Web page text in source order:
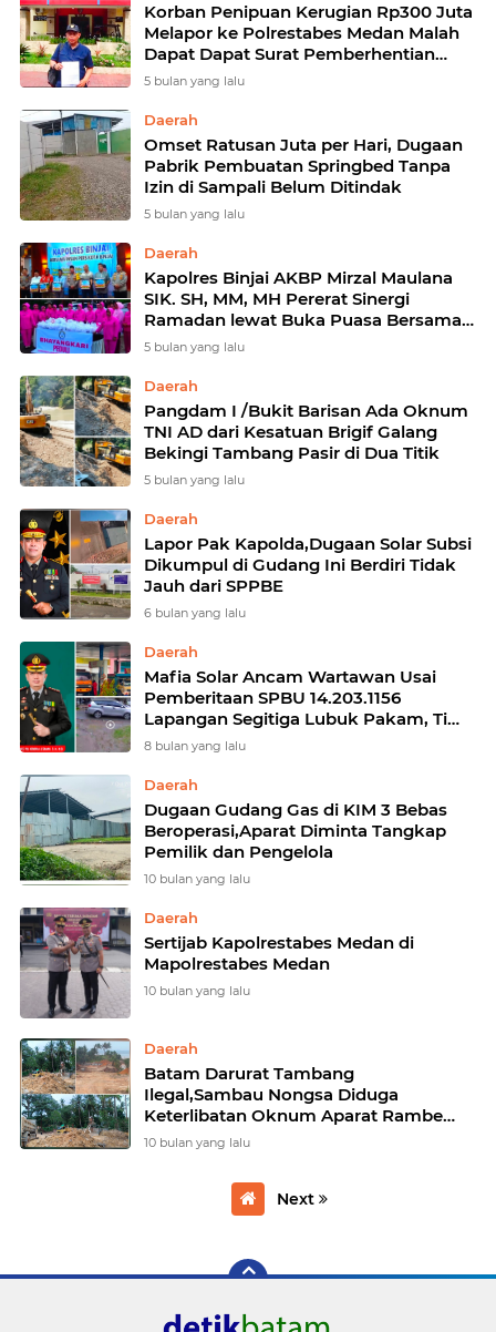
Korban Penipuan Kerugian Rp300 Juta
Melapor ke Polrestabes Medan Malah
Dapat Dapat Surat Pemberhentian
Penyelidikan
5 bulan yang lalu
Daerah
Omset Ratusan Juta per Hari, Dugaan
Pabrik Pembuatan Springbed Tanpa
Izin di Sampali Belum Ditindak
5 bulan yang lalu
Daerah
Kapolres Binjai AKBP Mirzal Maulana
SIK. SH, MM, MH Pererat Sinergi
Ramadan lewat Buka Puasa Bersama
Insan Pers
5 bulan yang lalu
Daerah
Pangdam I /Bukit Barisan Ada Oknum
TNI AD dari Kesatuan Brigif Galang
Bekingi Tambang Pasir di Dua Titik
5 bulan yang lalu
Daerah
Lapor Pak Kapolda,Dugaan Solar Subsi
Dikumpul di Gudang Ini Berdiri Tidak
Jauh dari SPPBE
6 bulan yang lalu
Daerah
Mafia Solar Ancam Wartawan Usai
Pemberitaan SPBU 14.203.1156
Lapangan Segitiga Lubuk Pakam, Tim
Media Minta Perlindungan Hukum
Tegas Ibnu Gunawan
8 bulan yang lalu
Daerah
Dugaan Gudang Gas di KIM 3 Bebas
Beroperasi,Aparat Diminta Tangkap
Pemilik dan Pengelola
10 bulan yang lalu
Daerah
Sertijab Kapolrestabes Medan di
Mapolrestabes Medan
10 bulan yang lalu
Daerah
Batam Darurat Tambang
Ilegal,Sambau Nongsa Diduga
Keterlibatan Oknum Aparat Rambe
dan David Siregar
10 bulan yang lalu
Next